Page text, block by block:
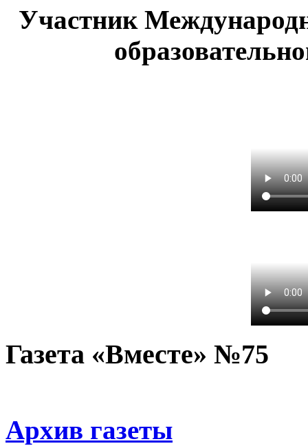
Участник
Газета «Вместе» №75
Архив газеты